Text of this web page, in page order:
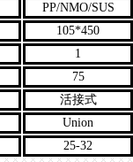
PP/NMO/SUS
105*450
1
75
活接式
Union
25-32